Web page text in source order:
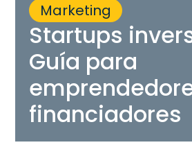
Marketing
Startups
Guía para
financiadores